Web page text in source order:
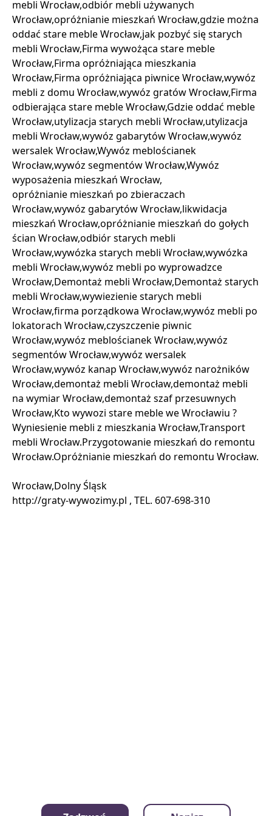
mebli Wrocław,odbiór mebli używanych
Wrocław,opróżnianie mieszkań Wrocław,gdzie można
oddać stare meble Wrocław,jak pozbyć się starych
mebli Wrocław,Firma wywożąca stare meble
Wrocław,Firma opróżniająca mieszkania
Wrocław,Firma opróżniająca piwnice Wrocław,wywóz
mebli z domu Wrocław,wywóz gratów Wrocław,Firma
odbierająca stare meble Wrocław,Gdzie oddać meble
Wrocław,utylizacja starych mebli Wrocław,utylizacja
mebli Wrocław,wywóz gabarytów Wrocław,wywóz
wersalek Wrocław,Wywóz meblościanek
Wrocław,wywóz segmentów Wrocław,Wywóz
wyposażenia mieszkań Wrocław,
opróżnianie mieszkań po zbieraczach
Wrocław,wywóz gabarytów Wrocław,likwidacja
mieszkań Wrocław,opróżnianie mieszkań do gołych
ścian Wrocław,odbiór starych mebli
Wrocław,wywózka starych mebli Wrocław,wywózka
mebli Wrocław,wywóz mebli po wyprowadzce
Wrocław,Demontaż mebli Wrocław,Demontaż starych
mebli Wrocław,wywiezienie starych mebli
Wrocław,firma porządkowa Wrocław,wywóz mebli po
lokatorach Wrocław,czyszczenie piwnic
Wrocław,wywóz meblościanek Wrocław,wywóz
segmentów Wrocław,wywóz wersalek
Wrocław,wywóz kanap Wrocław,wywóz narożników
Wrocław,demontaż mebli Wrocław,demontaż mebli
na wymiar Wrocław,demontaż szaf przesuwnych
Wrocław,Kto wywozi stare meble we Wrocławiu ?
Wyniesienie mebli z mieszkania Wrocław,Transport
mebli Wrocław.Przygotowanie mieszkań do remontu
Wrocław.Opróżnianie mieszkań do remontu Wrocław.
Wrocław,Dolny Śląsk
http://graty-wywozimy.pl , TEL. 607-698-310